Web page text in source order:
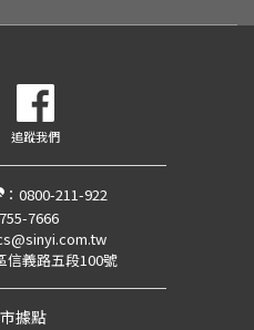
追蹤我們
： 0800-211-922
7666
信義路五段100號
據點